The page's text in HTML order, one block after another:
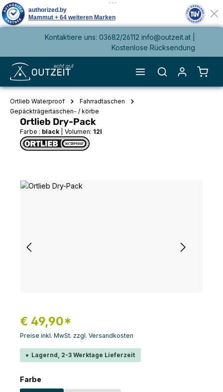
springenKontaktiere uns: 03682/26112 info@outzeit.at |
Kostenlose Rücksendung
Ortlieb Waterproof
Fahrradtaschen
Gepäckträgertaschen- / körbe
Ortlieb Dry-Pack
Farbe : black Volumen: 12l
Bildergalerie überspringen
€ 49,90*
Preise inkl. MwSt. zzgl. Versandkosten
Lagernd, 2-3 Werktage Lieferzeit
Farbeauswählen